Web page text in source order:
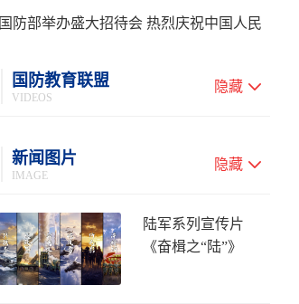
导 高质量推进国防和军队现代化
国防部举办盛大招待会 热烈庆祝中国人民
国防教育联盟
VIDEOS
隐藏
新闻图片
IMAGE
隐藏
陆军系列宣传片
《奋楫之“陆”》